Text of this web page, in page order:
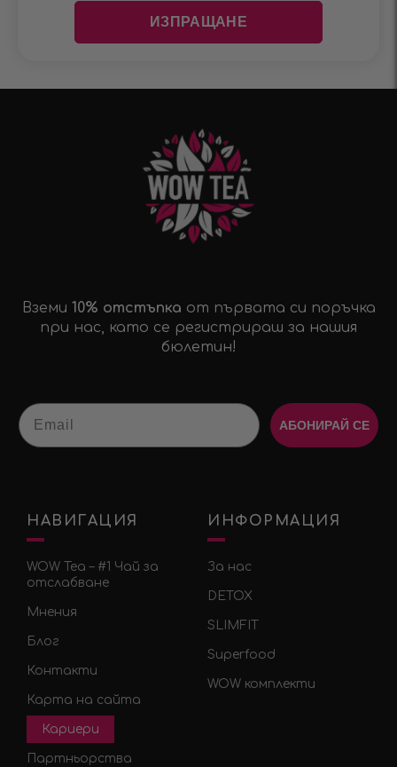
Вземи 10% отстъпка от първата си поръчка
при нас, като се регистрираш за нашия
бюлетин!
Email
АБОНИРАЙ СЕ
НАВИГАЦИЯ
WOW Tea – #1 Чай за
отслабване
Мнения
Блог
Контакти
Карта на сайта
Кариери
Партньорства
ИНФОРМАЦИЯ
За нас
DETOX
SLIMFIT
Superfood
WOW комплекти